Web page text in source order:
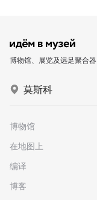
博物馆、展览及远足聚合器
莫斯科
博物馆
在地图上
编译
博客